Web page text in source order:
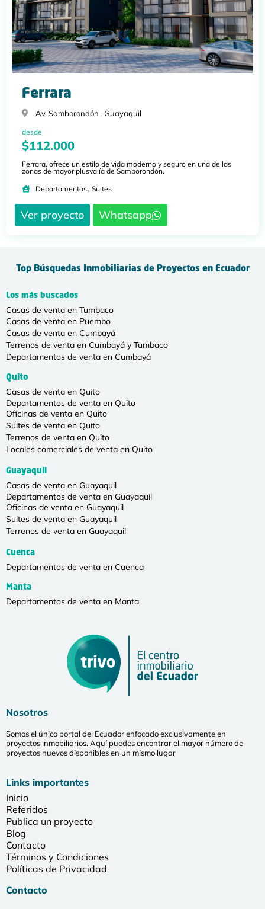
Ferrara
Av. Samborondón -Guayaquil
desde
$112.000
Ferrara, ofrece un estilo de vida moderno y seguro en una de las
zonas de mayor plusvalía de Samborondón.
Departamentos, Suites
Ver proyecto Whatsapp
Top Búsquedas Inmobiliarias de Proyectos en Ecuador
Los más buscados
Casas de venta en Tumbaco
Casas de venta en Puembo
Casas de venta en Cumbayá
Terrenos de venta en Cumbayá y Tumbaco
Departamentos de venta en Cumbayá
Quito
Casas de venta en Quito
Departamentos de venta en Quito
Oficinas de venta en Quito
Suites de venta en Quito
Terrenos de venta en Quito
Locales comerciales de venta en Quito
Guayaquil
Casas de venta en Guayaquil
Departamentos de venta en Guayaquil
Oficinas de venta en Guayaquil
Suites de venta en Guayaquil
Terrenos de venta en Guayaquil
Cuenca
Departamentos de venta en Cuenca
Manta
Departamentos de venta en Manta
Nosotros
Somos el único portal del Ecuador enfocado exclusivamente en
proyectos inmobiliarios. Aquí puedes encontrar el mayor número de
proyectos nuevos disponibles en un mismo lugar
Links importantes
Inicio
Referidos
Publica un proyecto
Blog
Contacto
Términos y Condiciones
Políticas de Privacidad
Contacto